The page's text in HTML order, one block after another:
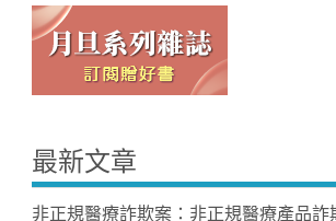
最新文章
非正規醫療詐欺案：非正規醫療產品詐